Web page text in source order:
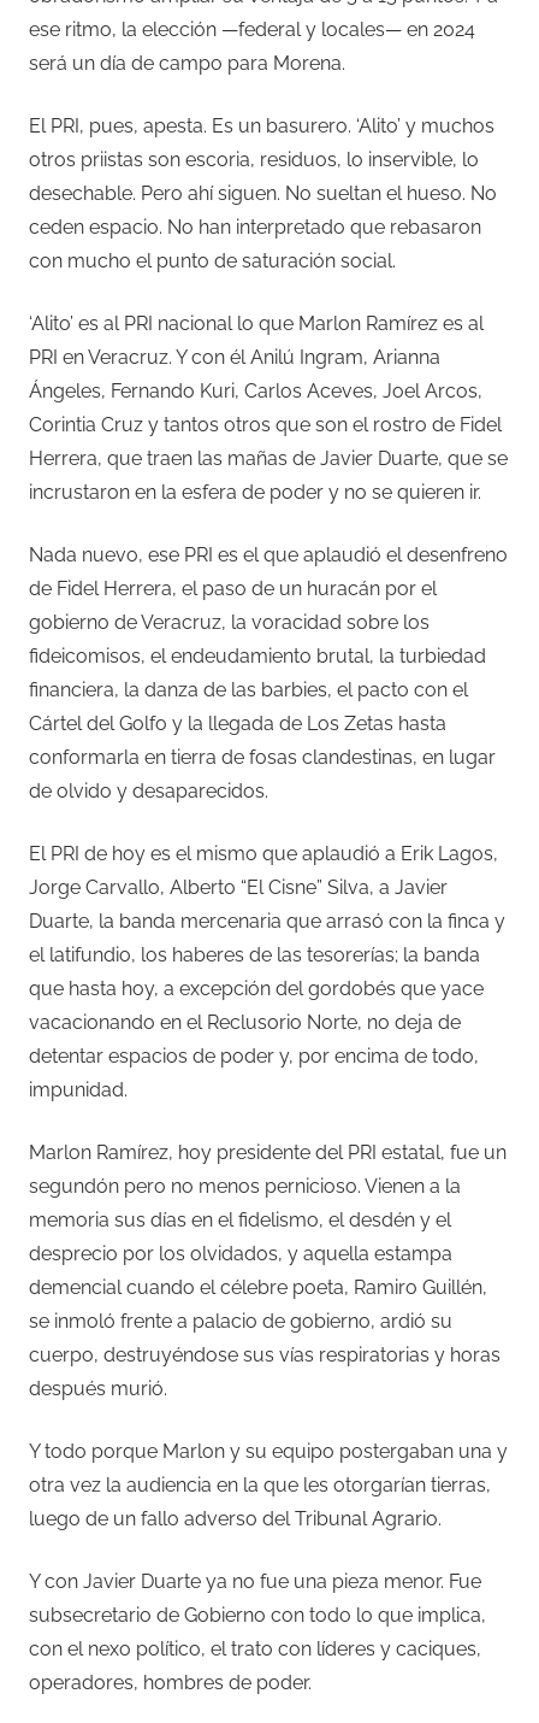
ese ritmo, la elección —federal y locales— en 2024
será un día de campo para Morena.
El PRI, pues, apesta. Es un basurero. ‘Alito’ y muchos
otros priistas son escoria, residuos, lo inservible, lo
desechable. Pero ahí siguen. No sueltan el hueso. No
ceden espacio. No han interpretado que rebasaron
con mucho el punto de saturación social.
‘Alito’ es al PRI nacional lo que Marlon Ramírez es al
PRI en Veracruz. Y con él Anilú Ingram, Arianna
Ángeles, Fernando Kuri, Carlos Aceves, Joel Arcos,
Corintia Cruz y tantos otros que son el rostro de Fidel
Herrera, que traen las mañas de Javier Duarte, que se
incrustaron en la esfera de poder y no se quieren ir.
Nada nuevo, ese PRI es el que aplaudió el desenfreno
de Fidel Herrera, el paso de un huracán por el
gobierno de Veracruz, la voracidad sobre los
fideicomisos, el endeudamiento brutal, la turbiedad
financiera, la danza de las barbies, el pacto con el
Cártel del Golfo y la llegada de Los Zetas hasta
conformarla en tierra de fosas clandestinas, en lugar
de olvido y desaparecidos.
El PRI de hoy es el mismo que aplaudió a Erik Lagos,
Jorge Carvallo, Alberto “El Cisne” Silva, a Javier
Duarte, la banda mercenaria que arrasó con la finca y
el latifundio, los haberes de las tesorerías; la banda
que hasta hoy, a excepción del gordobés que yace
vacacionando en el Reclusorio Norte, no deja de
detentar espacios de poder y, por encima de todo,
impunidad.
Marlon Ramírez, hoy presidente del PRI estatal, fue un
segundón pero no menos pernicioso. Vienen a la
memoria sus días en el fidelismo, el desdén y el
desprecio por los olvidados, y aquella estampa
demencial cuando el célebre poeta, Ramiro Guillén,
se inmoló frente a palacio de gobierno, ardió su
cuerpo, destruyéndose sus vías respiratorias y horas
después murió.
Y todo porque Marlon y su equipo postergaban una y
otra vez la audiencia en la que les otorgarían tierras,
luego de un fallo adverso del Tribunal Agrario.
Y con Javier Duarte ya no fue una pieza menor. Fue
subsecretario de Gobierno con todo lo que implica,
con el nexo político, el trato con líderes y caciques,
operadores, hombres de poder.